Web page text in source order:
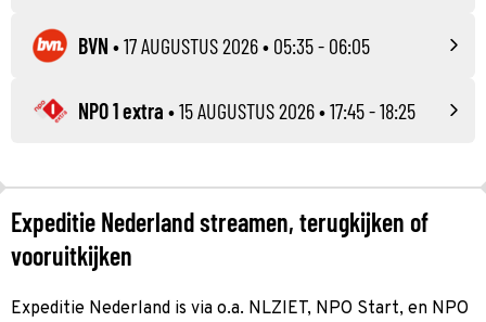
BVN •17 AUGUSTUS 2026• 05:35 - 06:05
NPO 1 extra •15 AUGUSTUS 2026• 17:45 - 18:25
Expeditie Nederland streamen, terugkijken of
vooruitkijken
Expeditie Nederland is via o.a. NLZIET, NPO Start, en NPO